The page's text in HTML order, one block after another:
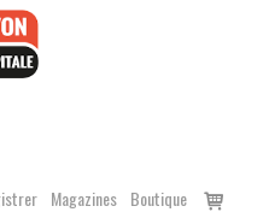
Magazines Boutique
Voir